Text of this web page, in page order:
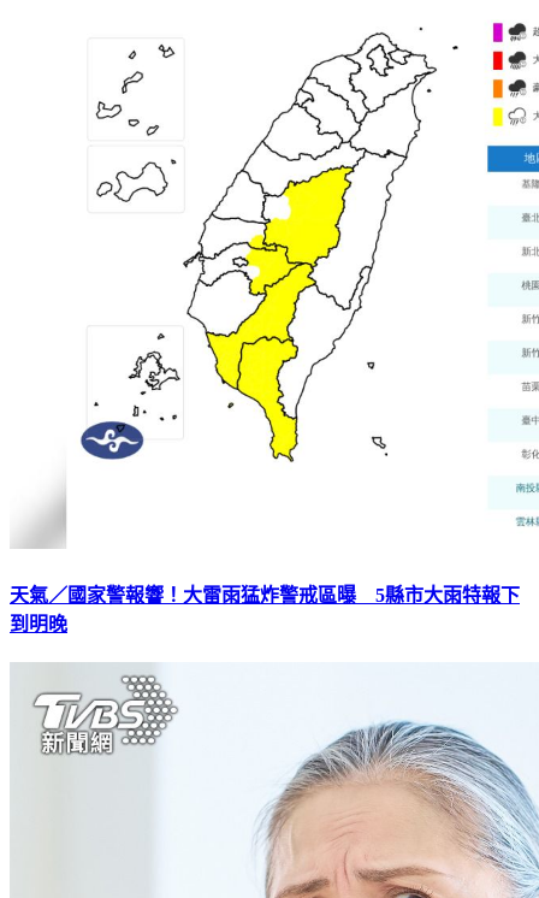
天氣／國家警報響！大雷雨猛炸警戒區曝 5縣市大雨特報下
到明晚